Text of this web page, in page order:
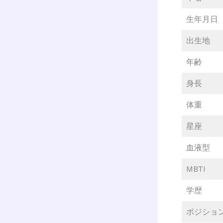
生年月日
出生地
年齢
身長
体重
星座
血液型
MBTI
学歴
ポジショ